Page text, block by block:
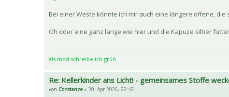
Bei einer Weste könnte ich mir auch eine längere offene,
Oh oder eine ganz lange wie hier und die Kapuze silber
als mod schreibe ich grün
Re: Kellerkinder ans Licht! - gemeinsames Stoffe
von Constanze » 20. Apr 2026, 22:42